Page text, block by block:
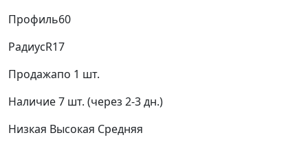
Профиль60
РадиусR17
Продажапо 1 шт.
Наличие7 шт. (через 2-3 дн.)
Низкая Высокая Средняя